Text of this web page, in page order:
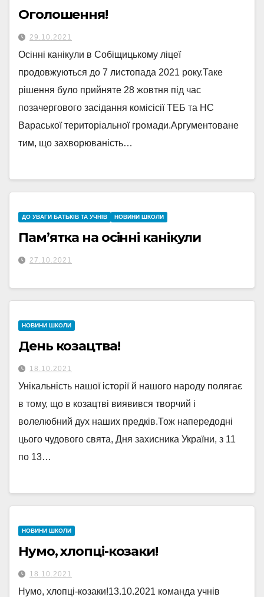
Оголошення!
29.10.2021
Осінні канікули в Собіщицькому ліцеї
продовжуються до 7 листопада 2021 року.Таке
рішення було прийняте 28 жовтня під час
позачергового засідання комісісії ТЕБ та НС
Вараської територіальної громади.Аргументоване
тим, що захворюваність…
ДО УВАГИ БАТЬКІВ ТА УЧНІВ НОВИНИ ШКОЛИ
Пам’ятка на осінні канікули
27.10.2021
НОВИНИ ШКОЛИ
День козацтва!
18.10.2021
Унікальність нашої історії й нашого народу полягає
в тому, що в козацтві виявився творчий і
волелюбний дух наших предків.Тож напередодні
цього чудового свята, Дня захисника України, з 11
по 13…
НОВИНИ ШКОЛИ
Нумо, хлопці-козаки!
18.10.2021
Нумо, хлопці-козаки!13.10.2021 команда учнів